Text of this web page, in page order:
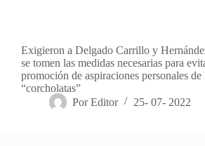
Exigieron a Delgado Carrillo y
se tomen las medidas necesarias para
promoción de aspiraciones personales de
“corcholatas”
Por Editor 25- 07- 2022